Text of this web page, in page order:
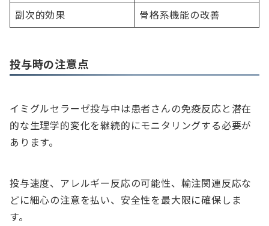
副次的効果
骨格系機能の改善
投与時の注意点
イミグルセラーゼ投与中は患者さんの免疫反応と潜在
的な生理学的変化を継続的にモニタリングする必要が
あります。
投与速度、アレルギー反応の可能性、輸注関連反応な
どに細心の注意を払い、安全性を最大限に確保しま
す。